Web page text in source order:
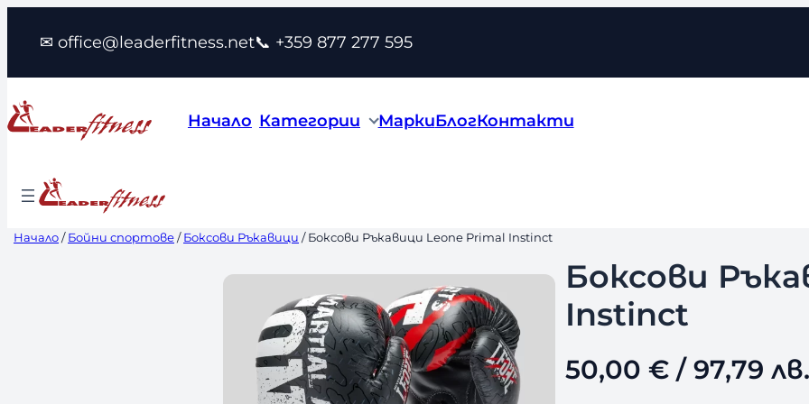
съдържанието
✉ office@leaderfitness.net📞 +359 877 277 595
Начало Категории МаркиБлогКонтакти
Начало/Бойни спортове/Боксови Ръкавици / Боксови Ръкавици Leone Primal Instinct
Боксови
Instinct
50,00 €/ 97,79 лв.